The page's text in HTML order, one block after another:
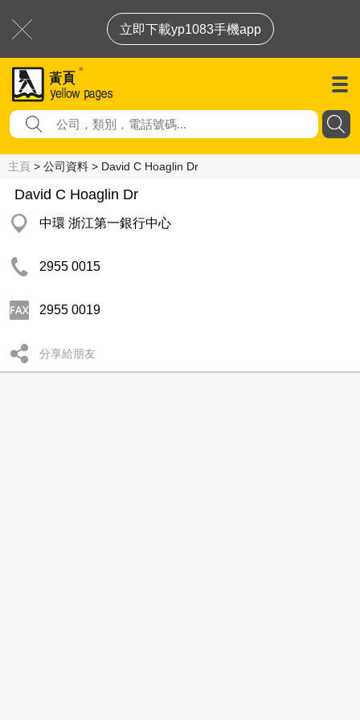
立即下載yp1083手機app
主頁 > 公司資料 > David C Hoaglin Dr
David C Hoaglin Dr
中環 浙江第一銀行中心
2955 0015
2955 0019
分享給朋友